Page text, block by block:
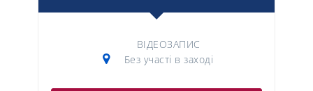
ВІДЕОЗАПИС
Без участі в заході